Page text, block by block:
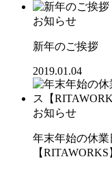
お知らせ
新年のご挨拶
2019.01.04
お知らせ
年末年始の休
【RITAWORKS